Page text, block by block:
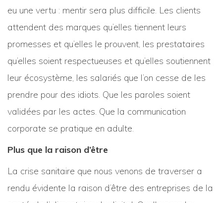
eu une vertu : mentir sera plus difficile. Les clients
attendent des marques qu’elles tiennent leurs
promesses et qu’elles le prouvent, les prestataires
qu’elles soient respectueuses et qu’elles soutiennent
leur écosystème, les salariés que l’on cesse de les
prendre pour des idiots. Que les paroles soient
validées par les actes. Que la communication
corporate se pratique en adulte.
Plus que la raison d’être
La crise sanitaire que nous venons de traverser a
rendu évidente la raison d’être des entreprises de la